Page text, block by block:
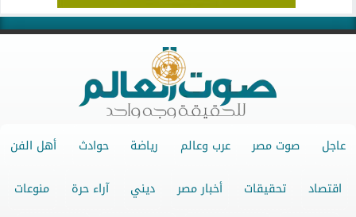
عاجل صوت مصر عرب وعالم رياضة حوادث أهل الفن
اقتصاد تحقيقات أخبار مصر ديني آراء حرة منوعات